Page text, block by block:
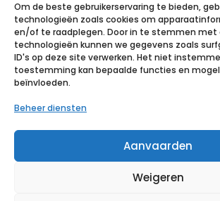
Om de beste gebruikerservaring te bieden,
technologieën zoals cookies om
en/of te raadplegen. Door in te stemmen met
technologieën kunnen we gegevens zoals
ID's op deze site verwerken. Het niet
toestemming kan bepaalde functies en
beïnvloeden.
Beheer diensten
Aanvaarden
Weigeren
STERILUX ES6-
10x20cm 12pl.st.
5×1 p/s
Voeg toe aan verlanglijst
Voeg